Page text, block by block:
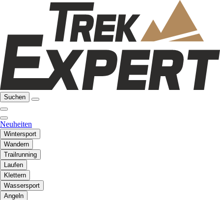
Suchen
Neuheiten
Wintersport
Wandern
Trailrunning
Laufen
Klettern
Wassersport
Angeln